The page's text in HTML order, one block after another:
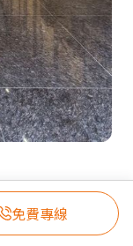
免費專線